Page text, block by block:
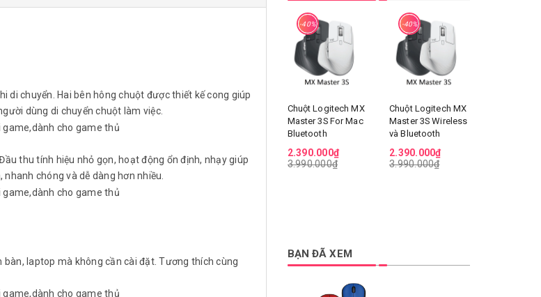
di chuyển. Hai bên hông chuột được thiết kế cong giúp
dùng di chuyển chuột làm việc.
thu tính hiệu nhỏ gọn, hoạt động ổn định, nhạy giúp
chóng và dễ dàng hơn nhiều.
bàn, laptop mà không cần cài đặt. Tương thích cùng
-40%
Chuột Logitech MX
Master 3S For Mac
Bluetooth
2.390.000₫
3.990.000₫
-40%
Chuột Logitech MX
Master 3S Wireless
và Bluetooth
2.390.000₫
3.990.000₫
BẠN ĐÃ XEM